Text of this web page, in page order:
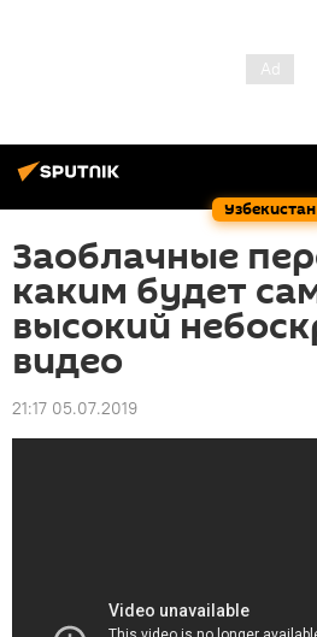
Узбекистан
Заоблачные
каким будет
высокий
видео
21:17 05.07.2019